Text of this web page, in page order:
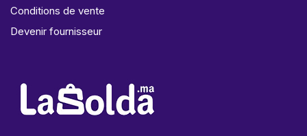
Conditions de vente
Devenir fournisseur